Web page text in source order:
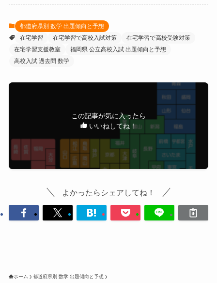
都道府県別 数学 出題傾向と予想
在宅学習
在宅学習で高校入試対策
在宅学習で高校受験対策
在宅学習支援教室
福岡県 公立高校入試 出題傾向と予想
高校入試 過去問 数学
この記事が気に入ったら
いいねしてね！
よかったらシェアしてね！
ホーム 都道府県別 数学 出題傾向と予想